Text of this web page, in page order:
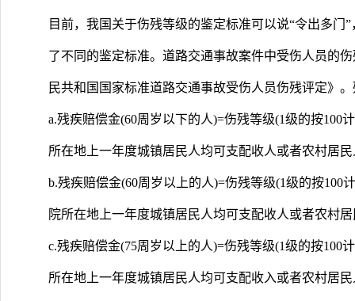
目前，我国关于伤残等级的鉴定标准可以说“令出多门
了不同的鉴定标准。道路交通事故案件中受伤人员的
民共和国国家标准道路交通事故受伤人员伤残评定》
a.残疾赔偿金(60周岁以下的人)=伤残等级(1级的按100
所在地上一年度城镇居民人均可支配收人或者农村居
b.残疾赔偿金(60周岁以上的人)=伤残等级(1级的按100
院所在地上一年度城镇居民人均可支配收人或者农村
c.残疾赔偿金(75周岁以上的人)=伤残等级(1级的按100
所在地上一年度城镇居民人均可支配收入或者农村居